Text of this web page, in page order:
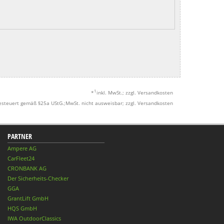
* 1 inkl. MwSt.; zzgl. Versandkosten
gemäß §25a UStG.;MwSt. nicht ausweisbar; zzgl. Versandkosten
PARTNER
Ampere AG
CarFleet24
CRONBANK AG
Der Sicherheits-Checker
GGA
GrantLift GmbH
HQS GmbH
IWA OutdoorClassics